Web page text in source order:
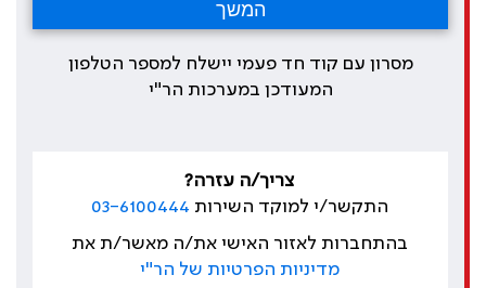
מסרון עם קוד חד פעמי יישלח למספר הטלפון
המעודכן במערכות הר"י
צריך/ה עזרה?
התקשר/י למוקד השירות 03-6100444
בהתחברות לאזור האישי את/ה מאשר/ת את
מדיניות הפרטיות של הר"י